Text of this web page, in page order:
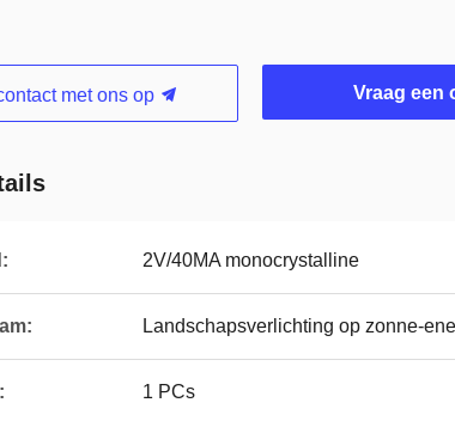
met ons op Vraag een
2V/40MA monocrystalline
Landschapsverlichting op zonne-
1 PCs